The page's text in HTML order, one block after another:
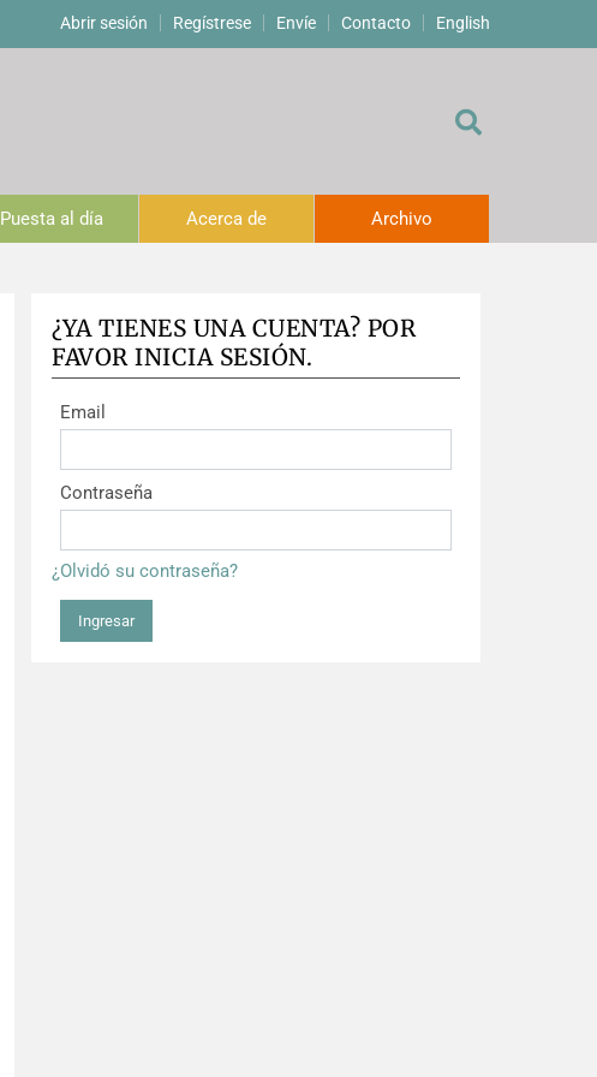
Abrir sesión Regístrese Envíe Contacto English
Puesta al día Acerca de Archivo
¿YA TIENES UNA CUENTA? POR
FAVOR INICIA SESIÓN.
Email
Contraseña
¿Olvidó su contraseña?
Ingresar